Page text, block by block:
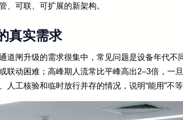
、可联、可扩展的新架构。
真实需求
闸升级的需求很集中，常见问题是设备年代不
动困难；高峰期人流常比平峰高出2–3倍，一
工核验和临时放行并存的情况，说明“能用”不等